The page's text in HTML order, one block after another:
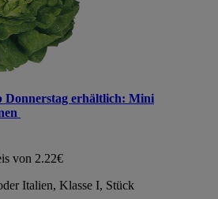
Donnerstag erhältlich: Mini
von 2.22€
Italien, Klasse I, Stück